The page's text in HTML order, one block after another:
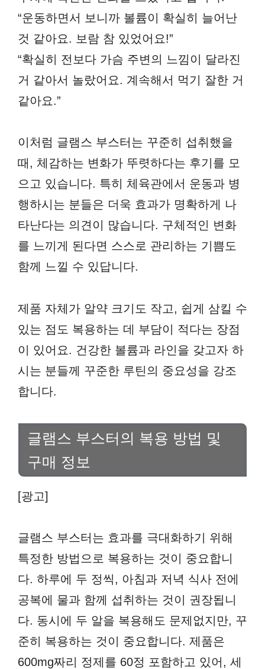
“운동하면서 보니까 볼륨이 확실히 늘어난
것 같아요. 보람 참 있었어요!”
“확실히 전보다 가슴 주변의 느낌이 달라진
거 같아서 놀랐어요. 계속해서 먹기 잘한 거
같아요.”
이처럼 글램스 부스터는 꾸준히 섭취했을
때, 체감하는 변화가 뚜렷하다는 후기를 모
으고 있습니다. 특히 체육관에서 운동과 병
행하시는 분들은 더욱 효과가 명확하게 나
타난다는 의견이 많습니다. 구체적인 변화
를 느끼게 된다면 스스로 관리하는 기쁨도
함께 느낄 수 있답니다.
제품 자체가 알약 크기도 작고, 쉽게 삼킬 수
있는 점도 복용하는 데 부담이 적다는 장점
이 있어요. 건강한 볼륨과 라인을 갖고자 하
시는 분들께 꾸준한 루틴의 중요성을 강조
합니다.
글램스 부스터의 복용 방법 및
구매 정보
[광고]
글램스 부스터는 효과를 극대화하기 위해
특정한 방법으로 복용하는 것이 중요합니
다. 하루에 두 정씩, 아침과 저녁 식사 전에
공복에 물과 함께 섭취하는 것이 권장됩니
다. 동시에 두 알을 복용해도 문제없지만, 꾸
준히 복용하는 것이 중요합니다. 제품은
600mg짜리 정제를 60정 포함하고 있어, 세